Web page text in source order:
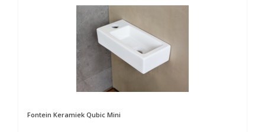
Fontein Keramiek Qubic Mini